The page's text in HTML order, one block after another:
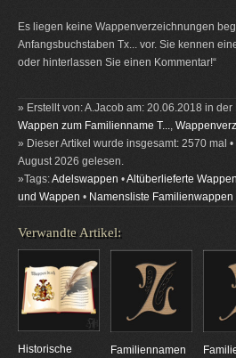
Es liegen keine Wappenverzeichnungen
Anfangsbuchstaben Tx... vor. Sie kennen
oder hinterlassen Sie einen Kommentar!“
» Erstellt von: A.Jacob am: 20.06.2018 in
Wappen zum Familienname T...,
» Dieser Artikel wurde insgesamt: 2570 mal
August 2026 gelesen.
»Tags:Adelswappen •Altüberlieferte Wappen
und Wappen • Namensliste Familienwappen
Verwandte Artikel:
Historische
Familiennamen